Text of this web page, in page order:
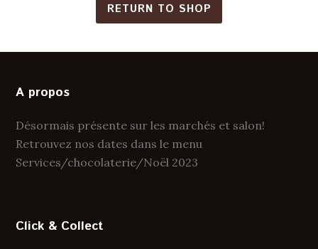
RETURN TO SHOP
A propos
Désormais présente sur les marchés et salon!
Retrouvez nos dates dans le menu
Services/chocolaterie/Noël 2023
Click & Collect